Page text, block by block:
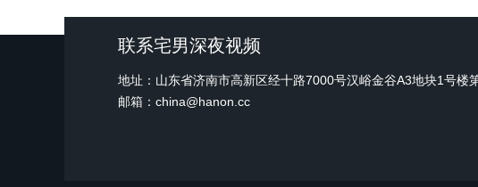
联系宅男深夜视频
地址：山东省济南市高新区经十路7000号汉峪金谷A3地块1号楼
邮箱：china@hanon.cc